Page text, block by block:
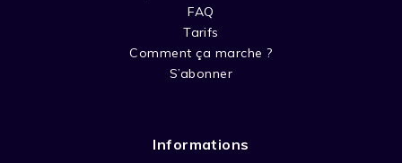
FAQ
Tarifs
Comment ça marche ?
S’abonner
Informations